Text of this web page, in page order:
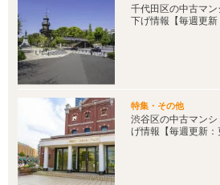
千代田区の中古マ
下げ情報【毎週更新
特集・その他
渋谷区の中古マン
げ情報【毎週更新：